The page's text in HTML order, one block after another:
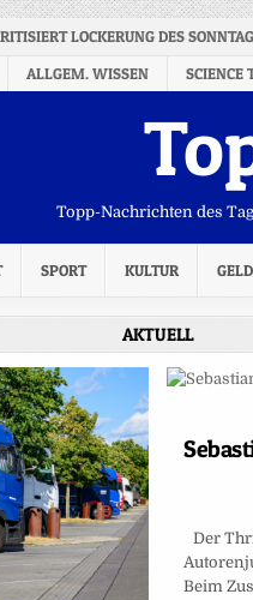
LOCKERUNG DES
ALLGEM. WISSEN SCIENCE
Topp-Nachrichten des
SPORT KULTUR GELD
AKTUELL
Der
Beim